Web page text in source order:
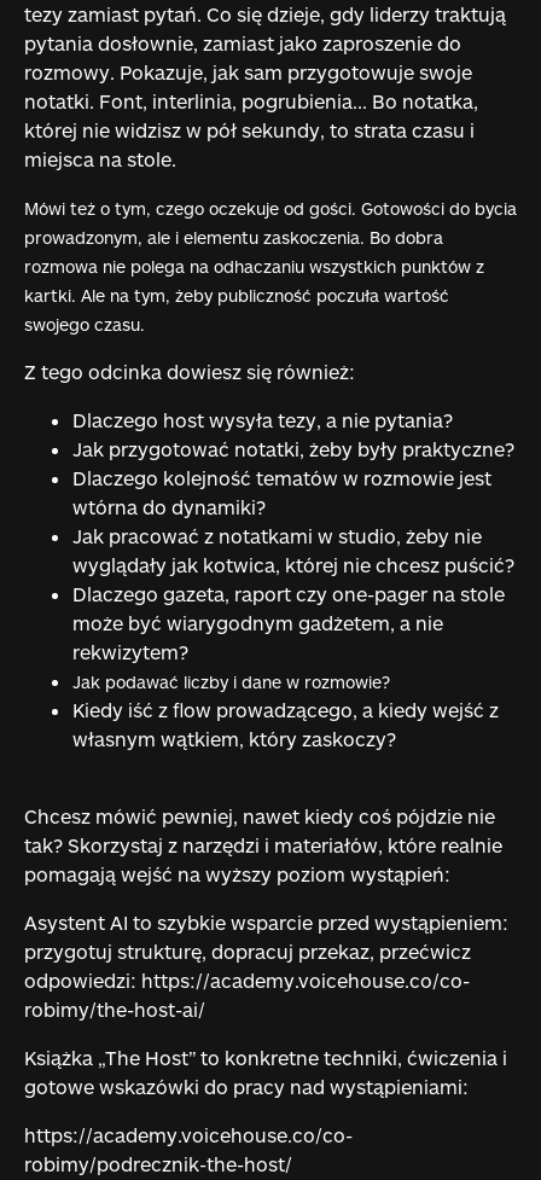
tezy zamiast pytań. Co się dzieje, gdy liderzy traktują
pytania dosłownie, zamiast jako zaproszenie do
rozmowy. Pokazuje, jak sam przygotowuje swoje
notatki. Font, interlinia, pogrubienia... Bo notatka,
której nie widzisz w pół sekundy, to strata czasu i
miejsca na stole.
Mówi też o tym, czego oczekuje od gości. Gotowości do bycia
prowadzonym, ale i elementu zaskoczenia. Bo dobra
rozmowa nie polega na odhaczaniu wszystkich punktów z
kartki. Ale na tym, żeby publiczność poczuła wartość
swojego czasu.
Z tego odcinka dowiesz się również:
Dlaczego host wysyła tezy, a nie pytania?
Jak przygotować notatki, żeby były praktyczne?
Dlaczego kolejność tematów w rozmowie jest
wtórna do dynamiki?
Jak pracować z notatkami w studio, żeby nie
wyglądały jak kotwica, której nie chcesz puścić?
Dlaczego gazeta, raport czy one-pager na stole
może być wiarygodnym gadżetem, a nie
rekwizytem?
Jak podawać liczby i dane w rozmowie?
Kiedy iść z flow prowadzącego, a kiedy wejść z
własnym wątkiem, który zaskoczy?
Chcesz mówić pewniej, nawet kiedy coś pójdzie nie
tak? Skorzystaj z narzędzi i materiałów, które realnie
pomagają wejść na wyższy poziom wystąpień:
Asystent AI to szybkie wsparcie przed wystąpieniem:
przygotuj strukturę, dopracuj przekaz, przećwicz
odpowiedzi: https://academy.voicehouse.co/co-
robimy/the-host-ai/
Książka „The Host” to konkretne techniki, ćwiczenia i
gotowe wskazówki do pracy nad wystąpieniami:
https://academy.voicehouse.co/co-
robimy/podrecznik-the-host/